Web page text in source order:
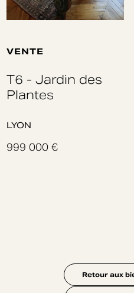
VENTE
T6 - Jardin des
Plantes
LYON
999 000 €
Retour aux